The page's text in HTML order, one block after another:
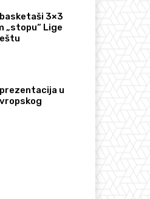
3×3
„stopu“ Lige
u